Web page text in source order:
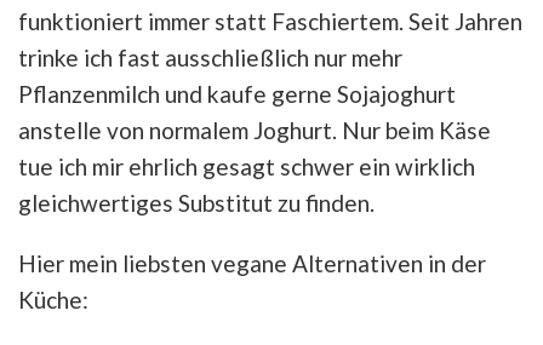
funktioniert immer statt Faschiertem. Seit Jahren
trinke ich fast ausschließlich nur mehr
Pflanzenmilch und kaufe gerne Sojajoghurt
anstelle von normalem Joghurt. Nur beim Käse
tue ich mir ehrlich gesagt schwer ein wirklich
gleichwertiges Substitut zu finden.
Hier mein liebsten vegane Alternativen in der
Küche: